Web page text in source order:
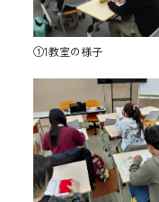
①1教室の様子